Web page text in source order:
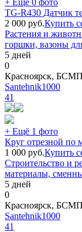
+ Ещё 0 фото
TG-R430 Датчик
2 000 руб.Купить
Растения и
горшки, вазоны
5 дней
0
Красноярск, БСМП
Santehnik1000
41
+ Ещё 1 фото
Круг отрезной по
1 000 руб.Купить
Строительство и
материалы,
5 дней
0
Красноярск, БСМП
Santehnik1000
41